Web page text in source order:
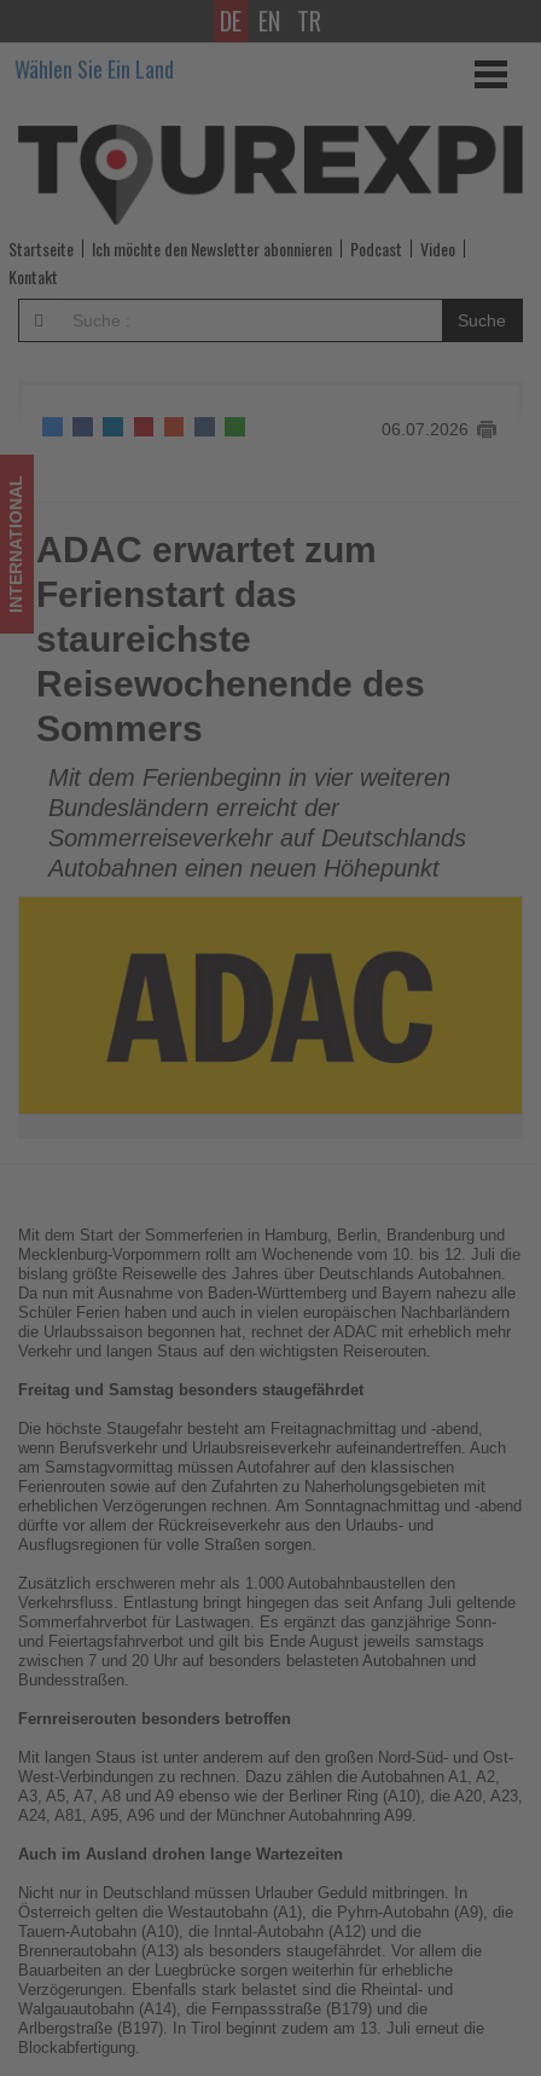
ADAC
erwartet
zum
Ferienstart
das
staureichste
Reisewochenende
Sommers
-
Wissen,
was
im
Tourismus
los
ist!
DE EN TR
Wählen Sie Ein Land
Startseite Ich möchte den Newsletter abonnieren Podcast
Video
Kontakt
Suche
06.07.2026
ADAC erwartet zum Ferienstart das staureichste
Reisewochenende des Sommers
INTERNATIONAL ADAC erwartet zum
Ferienstart das
staureichste
Reisewochenende des
Sommers
Mit dem Ferienbeginn in vier weiteren
Bundesländern erreicht der
Sommerreiseverkehr auf Deutschlands
Autobahnen einen neuen Höhepunkt
Mit dem Start der Sommerferien in Hamburg, Berlin, Brandenburg und
Mecklenburg-Vorpommern rollt am Wochenende vom 10. bis 12. Juli die
bislang größte Reisewelle des Jahres über Deutschlands Autobahnen.
Da nun mit Ausnahme von Baden-Württemberg und Bayern nahezu alle
Schüler Ferien haben und auch in vielen europäischen Nachbarländern
die Urlaubssaison begonnen hat, rechnet der ADAC mit erheblich mehr
Verkehr und langen Staus auf den wichtigsten Reiserouten.
Freitag und Samstag besonders staugefährdet
Die höchste Staugefahr besteht am Freitagnachmittag und -abend,
wenn Berufsverkehr und Urlaubsreiseverkehr aufeinandertreffen. Auch
am Samstagvormittag müssen Autofahrer auf den klassischen
Ferienrouten sowie auf den Zufahrten zu Naherholungsgebieten mit
erheblichen Verzögerungen rechnen. Am Sonntagnachmittag und -abend
dürfte vor allem der Rückreiseverkehr aus den Urlaubs- und
Ausflugsregionen für volle Straßen sorgen.
Zusätzlich erschweren mehr als 1.000 Autobahnbaustellen den
Verkehrsfluss. Entlastung bringt hingegen das seit Anfang Juli geltende
Sommerfahrverbot für Lastwagen. Es ergänzt das ganzjährige Sonn-
und Feiertagsfahrverbot und gilt bis Ende August jeweils samstags
zwischen 7 und 20 Uhr auf besonders belasteten Autobahnen und
Bundesstraßen.
Fernreiserouten besonders betroffen
Mit langen Staus ist unter anderem auf den großen Nord-Süd- und Ost-
West-Verbindungen zu rechnen. Dazu zählen die Autobahnen A1, A2,
A3, A5, A7, A8 und A9 ebenso wie der Berliner Ring (A10), die A20, A23,
A24, A81, A95, A96 und der Münchner Autobahnring A99.
Auch im Ausland drohen lange Wartezeiten
Nicht nur in Deutschland müssen Urlauber Geduld mitbringen. In
Österreich gelten die Westautobahn (A1), die Pyhrn-Autobahn (A9), die
Tauern-Autobahn (A10), die Inntal-Autobahn (A12) und die
Brennerautobahn (A13) als besonders staugefährdet. Vor allem die
Bauarbeiten an der Luegbrücke sorgen weiterhin für erhebliche
Verzögerungen. Ebenfalls stark belastet sind die Rheintal- und
Walgauautobahn (A14), die Fernpassstraße (B179) und die
Arlbergstraße (B197). In Tirol beginnt zudem am 13. Juli erneut die
Blockabfertigung.